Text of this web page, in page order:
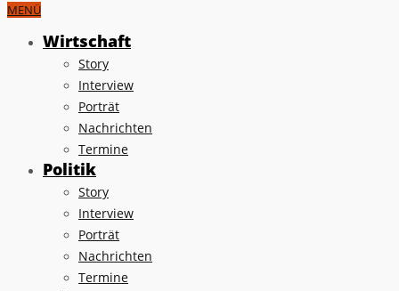
MENÜ
Wirtschaft
Story
Interview
Porträt
Nachrichten
Termine
Politik
Story
Interview
Porträt
Nachrichten
Termine